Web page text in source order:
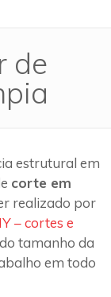
de
estrutural em
corte em
realizado por
– cortes e
tamanho da
em todo